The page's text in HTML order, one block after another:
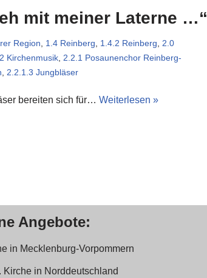
mit meiner Laterne …“
Region 1.4 Reinberg 1.4.2 Reinberg
2.0
Kirchenmusik, 2.2.1 Posaunenchor Reinberg-
2.2.1.3 Jungbläser
bereiten sich für… Weiterlesen »
Angebote:
in Mecklenburg-Vorpommern
Kirche in Norddeutschland